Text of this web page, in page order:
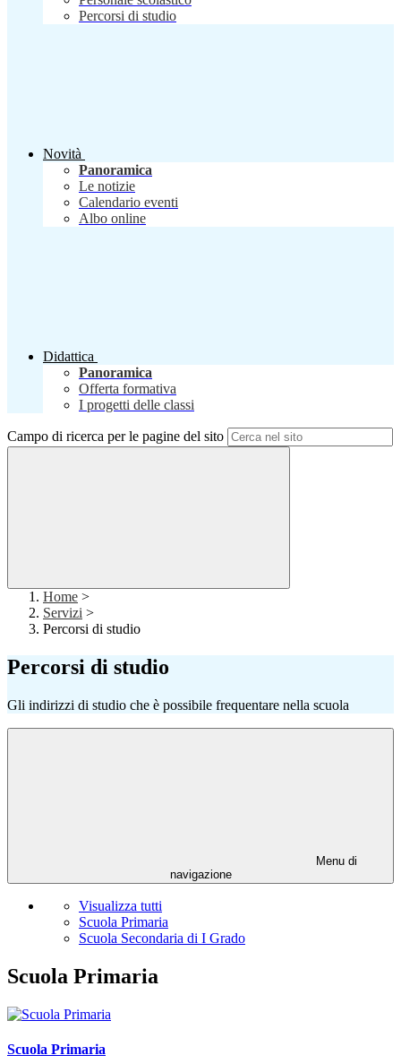
Percorsi di studio
Novità
Panoramica
Le notizie
Calendario eventi
Albo online
Didattica
Panoramica
Offerta formativa
I progetti delle classi
Campo di ricerca per le pagine del sito
Home >
Servizi >
Percorsi di studio
Percorsi di studio
Gli indirizzi di studio che è possibile frequentare nella scuola
Menu di
navigazione
Visualizza tutti
Scuola Primaria
Scuola Secondaria di I Grado
Scuola Primaria
Scuola Primaria